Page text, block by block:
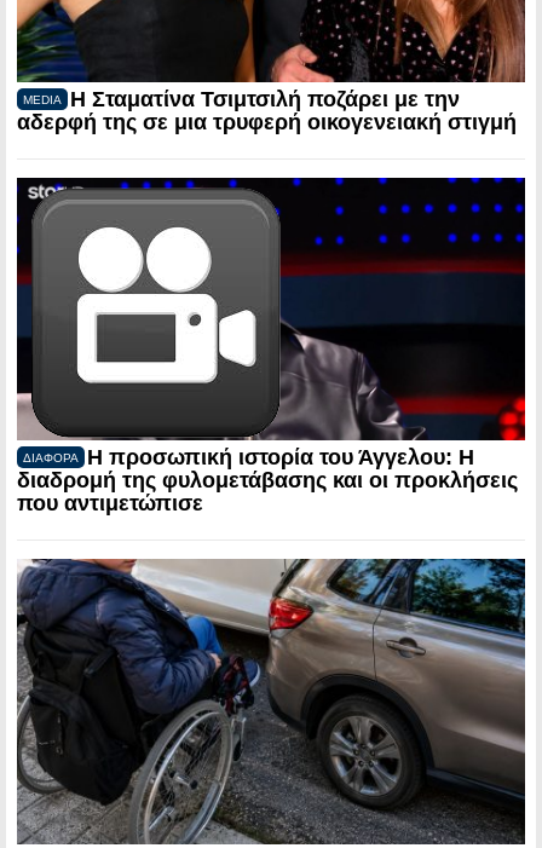
MEDIA
Η Σταματίνα Τσιμτσιλή ποζάρει με την
αδερφή της σε μια τρυφερή οικογενειακή στιγμή
ΔΙΑΦΟΡΑ
Η προσωπική ιστορία του Άγγελου: Η
διαδρομή της φυλομετάβασης και οι προκλήσεις
που αντιμετώπισε